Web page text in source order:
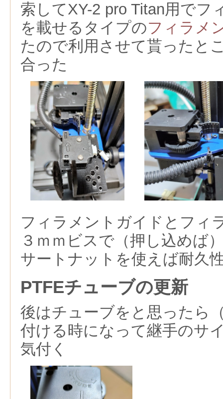
索してXY-2 pro Titan用でフ
を載せるタイプのフィラメ
たので利用させて貰ったと
合った
フィラメントガイドとフィ
３ｍｍビスで（押し込めば
サートナットを使えば耐久
PTFEチューブの更新
後はチューブをと思ったら
付ける時になって継手のサ
気付く